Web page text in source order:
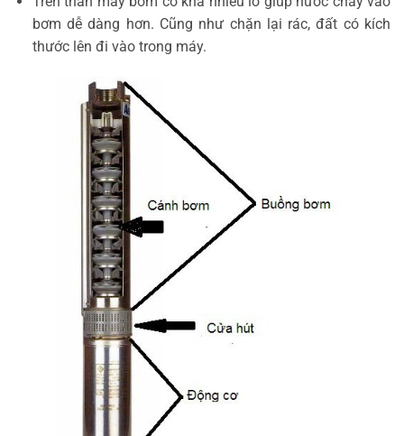
bơm dễ dàng hơn. Cũng như chặn lại rác, đất có kích
thước lên đi vào trong máy.